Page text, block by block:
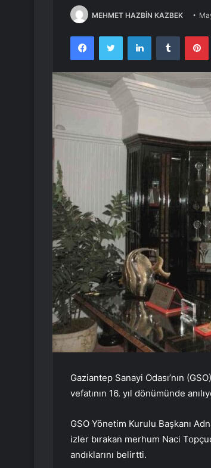
MEHMET HAZBİN KAZBEK
FacebookTwitter LinkedInTumblr
Gaziantep Sanayi Odası’nın
vefatının 16. yıl dönümünde
GSO Yönetim Kurulu Başkanı
izler bırakan merhum Naci
andıklarını belirtti.